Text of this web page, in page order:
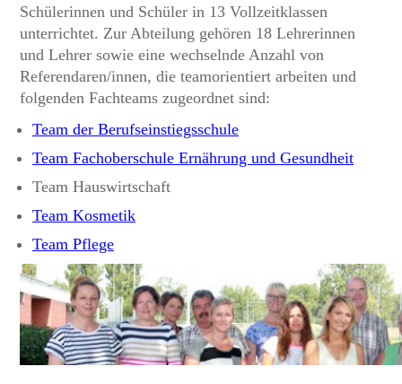
Schülerinnen und Schüler in 13 Vollzeitklassen
unterrichtet. Zur Abteilung gehören 18 Lehrerinnen
und Lehrer sowie eine wechselnde Anzahl von
Referendaren/innen, die teamorientiert arbeiten und
folgenden Fachteams zugeordnet sind:
Team der Berufseinstiegsschule
Team Fachoberschule Ernährung und Gesundheit
Team Hauswirtschaft
Team Kosmetik
Team Pflege